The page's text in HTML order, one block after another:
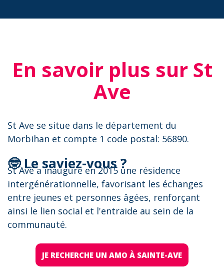
En savoir plus sur St
Ave
St Ave se situe dans le département du
Morbihan et compte 1 code postal: 56890.
🤓 Le saviez-vous ?
St Avé a inauguré en 2015 une résidence
intergénérationnelle, favorisant les échanges
entre jeunes et personnes âgées, renforçant
ainsi le lien social et l'entraide au sein de la
communauté.
JE RECHERCHE UN AMO À SAINTE-AVE